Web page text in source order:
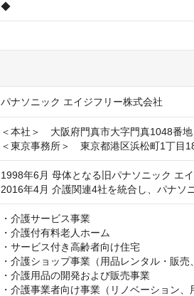
◆
パナソニック エイジフリー株式会社
＜本社＞　大阪府門真市大字門真1048番地
＜東京事務所＞　東京都港区浜松町1丁目
1998年6月 母体となる旧パナソニック エ
2016年4月 介護関連4社を統合し、パナソ
・介護サービス事業
・介護付有料老人ホーム
・サービス付き高齢者向け住宅
・介護ショップ事業（用品レンタル・販売
・介護用品の開発および販売事業
・介護事業者向け事業（リノベーション、